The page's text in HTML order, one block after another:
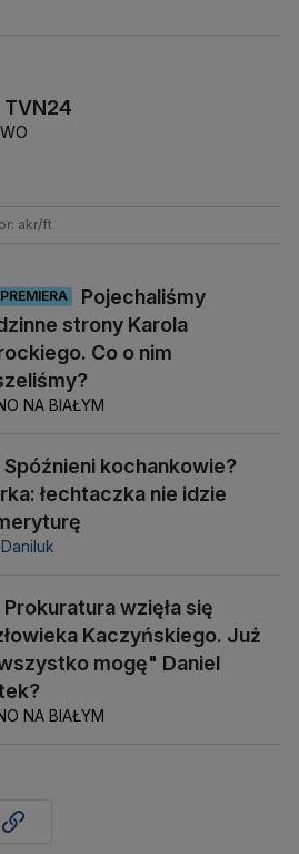
TVN24
akr/ft
PREMIERA
Pojechaliśmy
strony Karola
Co o nim
NA BIAŁYM
Spóźnieni kochankowie?
łechtaczka nie idzie
Prokuratura wzięła się
Kaczyńskiego. Już
mogę" Daniel
NA BIAŁYM